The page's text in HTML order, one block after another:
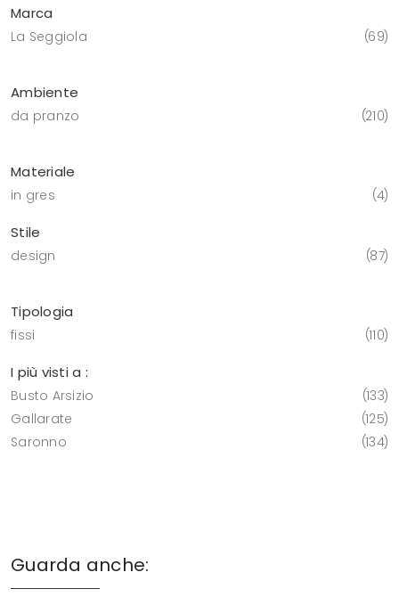
Marca
La Seggiola 69
Ambiente
da pranzo 210
Materiale
in gres 4
Stile
design 87
Tipologia
fissi 110
I più visti a :
Busto Arsizio
133
Gallarate
125
Saronno
134
Guarda anche: